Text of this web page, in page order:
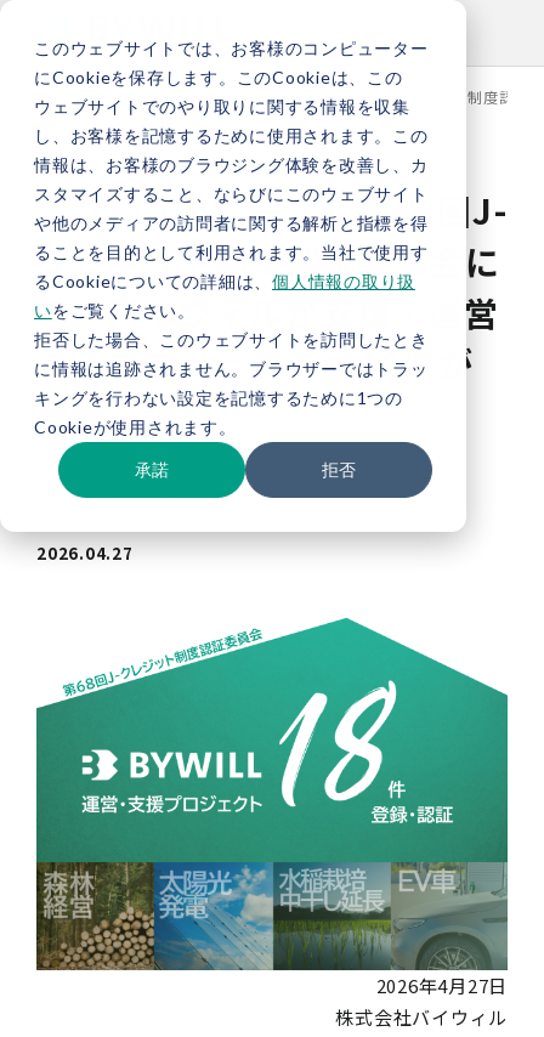
このウェブサイトでは、お客様のコンピューター
にCookieを保存します。このCookieは、この
ウェブサイトでのやり取りに関する情報を収集
し、お客様を記憶するために使用されます。この
情報は、お客様のブラウジング体験を改善し、カ
スタマイズすること、ならびにこのウェブサイト
や他のメディアの訪問者に関する解析と指標を得
ることを目的として利用されます。当社で使用す
るCookieについての詳細は、 個人情報の取り扱
いをご覧ください。
拒否した場合、このウェブサイトを訪問したとき
に情報は追跡されません。ブラウザーではトラッ
キングを行わない設定を記憶するために1つの
Cookieが使用されます。
承諾 拒否
TOP 新着情報 【プレスリリース】第68回J-クレジット制度認
【プレスリリース】第68回J-
クレジット制度認証委員会に
て、バイウィルが支援・運営
するプロジェクト計18件が
登録、認証
お知らせ プレスリリース
2026.04.27
2026年4月27日
株式会社バイウィル